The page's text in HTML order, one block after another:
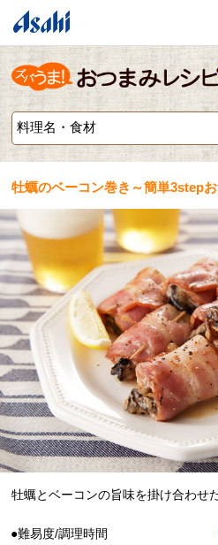
牡蠣のベーコン巻き～簡単3step
牡蠣とベーコンの旨味を掛け合わせ
●難易度/調理時間